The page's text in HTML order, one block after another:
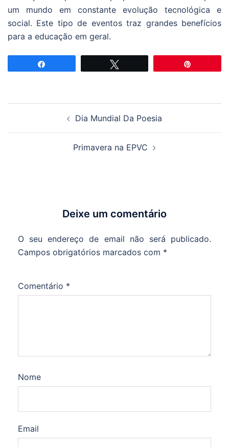
um mundo em constante evolução tecnológica e
social. Este tipo de eventos traz grandes benefícios
para a educação em geral.
Dia Mundial Da Poesia
Primavera na EPVC
Deixe um comentário
O seu endereço de email não será publicado.
Campos obrigatórios marcados com *
Comentário *
Nome
Email